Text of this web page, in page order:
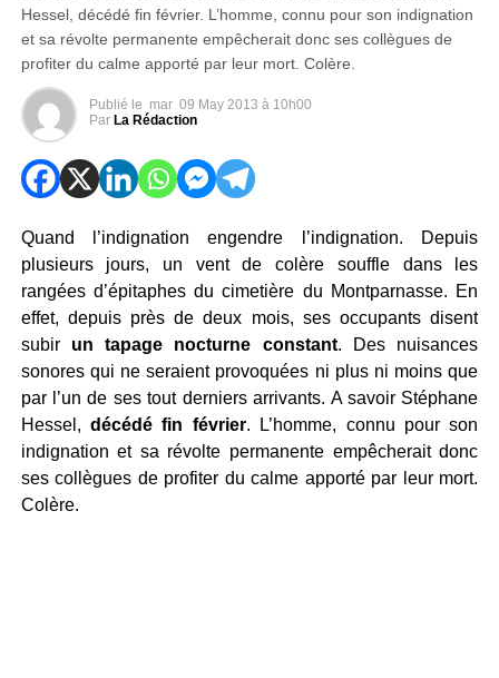
Hessel, décédé fin février. L’homme, connu pour son indignation
et sa révolte permanente empêcherait donc ses collègues de
profiter du calme apporté par leur mort. Colère.
Publié le mar 09 May 2013 à 10h00
Par La Rédaction
Quand l’indignation engendre l’indignation. Depuis
plusieurs jours, un vent de colère souffle dans les
rangées d’épitaphes du cimetière du Montparnasse. En
effet, depuis près de deux mois, ses occupants disent
subir un tapage nocturne constant. Des nuisances
sonores qui ne seraient provoquées ni plus ni moins que
par l’un de ses tout derniers arrivants. A savoir Stéphane
Hessel,décédé fin février. L’homme, connu pour son
indignation et sa révolte permanente empêcherait donc
ses collègues de profiter du calme apporté par leur mort.
Colère.